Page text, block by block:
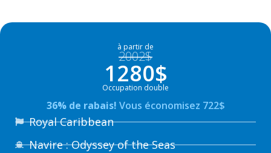
à partir de
2002$
1280$
Occupation double
36% de rabais! Vous économisez 722$
Royal Caribbean
Navire : Odyssey of the Seas